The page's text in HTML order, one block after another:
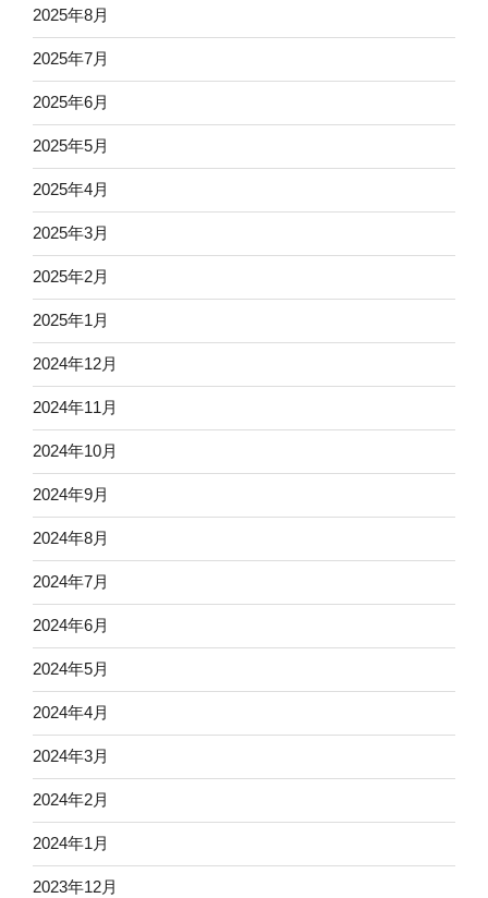
2025年8月
2025年7月
2025年6月
2025年5月
2025年4月
2025年3月
2025年2月
2025年1月
2024年12月
2024年11月
2024年10月
2024年9月
2024年8月
2024年7月
2024年6月
2024年5月
2024年4月
2024年3月
2024年2月
2024年1月
2023年12月